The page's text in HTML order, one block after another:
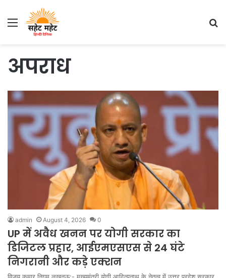
Menu
अपराध
admin August 4, 2026 0
UP में अवैध खनन पर योगी सरकार का
डिजिटल प्रहार, आईएमएसएस से 24 घंटे
निगरानी और कड़े एक्शन
विजय कुमार निगम लखनऊ:- मुख्यमंत्री योगी आदित्यनाथ के नेतृत्व में उत्तर प्रदेश सरकार